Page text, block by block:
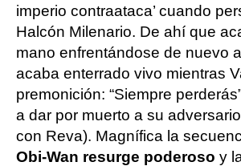
imperio contraataca’ cuando
Halcón Milenario. De ahí que
mano enfrentándose de nuevo
acaba enterrado vivo mientras
premonición: “Siempre
a dar por muerto a su
con Reva). Magnífica la
Obi-Wan resurge poderoso y